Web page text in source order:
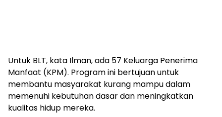
Untuk BLT, kata Ilman, ada 57 Keluarga Penerima
Manfaat (KPM). Program ini bertujuan untuk
membantu masyarakat kurang mampu dalam
memenuhi kebutuhan dasar dan meningkatkan
kualitas hidup mereka.